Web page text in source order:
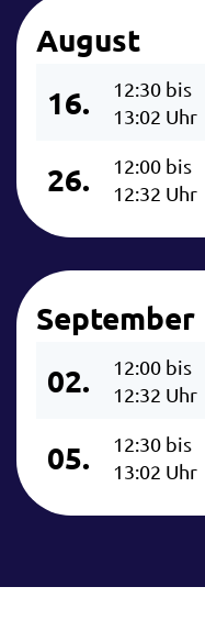
August
16.
12:30 bis
13:02 Uhr
26.
12:00 bis
12:32 Uhr
September
02.
12:00 bis
12:32 Uhr
05.
12:30 bis
13:02 Uhr